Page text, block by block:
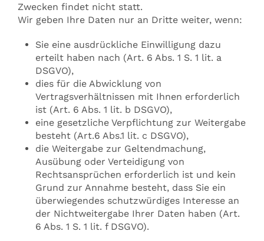
Zwecken findet nicht statt.
Wir geben Ihre Daten nur an Dritte weiter, wenn:
Sie eine ausdrückliche Einwilligung dazu
erteilt haben nach (Art. 6 Abs. 1 S. 1 lit. a
DSGVO),
dies für die Abwicklung von
Vertragsverhältnissen mit Ihnen erforderlich
ist (Art. 6 Abs. 1 lit. b DSGVO),
eine gesetzliche Verpflichtung zur Weitergabe
besteht (Art.6 Abs.1 lit. c DSGVO),
die Weitergabe zur Geltendmachung,
Ausübung oder Verteidigung von
Rechtsansprüchen erforderlich ist und kein
Grund zur Annahme besteht, dass Sie ein
überwiegendes schutzwürdiges Interesse an
der Nichtweitergabe Ihrer Daten haben (Art.
6 Abs. 1 S. 1 lit. f DSGVO).